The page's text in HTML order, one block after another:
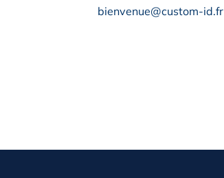
bienvenue@custom-id.fr